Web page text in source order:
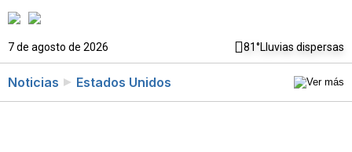
7 de agosto de 2026 81°Lluvias dispersas
Noticias Estados Unidos